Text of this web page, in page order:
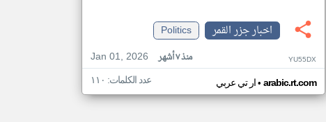
اخبار جزر القمر
Politics
Jan 01, 2026
منذ ٧ أشهر YU55DX
ار تي عربي• arabic.rt.com عدد الكلمات: ١١٠